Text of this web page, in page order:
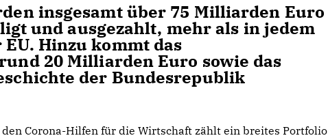
insgesamt über 75 Milliarden Euro
und ausgezahlt, mehr als in jedem
Hinzu kommt das
20 Milliarden Euro sowie das
der Bundesrepublik
den Corona-Hilfen für die Wirtschaft zählt ein breites Portfolio